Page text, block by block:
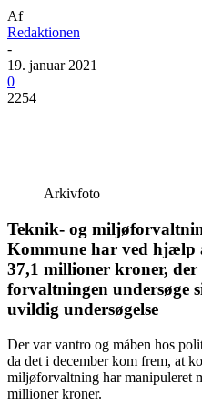
Af
Redaktionen
-
19. januar 2021
0
2254
Arkivfoto
Teknik- og
Kommune har ved
37,1 millioner kroner,
forvaltningen undersøge
uvildig undersøgelse
Der var vantro og måben hos
da det i december kom frem, at
miljøforvaltning har manipuleret
millioner kroner.